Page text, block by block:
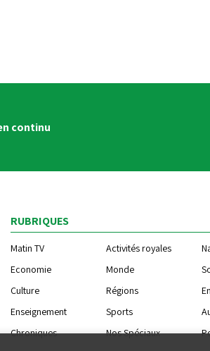
continu
RUBRIQUES
Matin TV Activités royales
Economie
Monde
Culture
Régions
Enseignement
Sports
Chroniques
Nos Spéciaux